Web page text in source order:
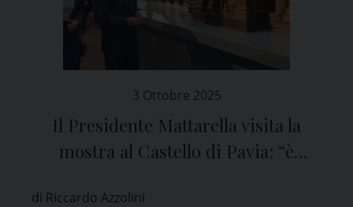
3 Ottobre 2025
Il Presidente Mattarella visita la
mostra al Castello di Pavia: “è
di Riccardo Azzolini